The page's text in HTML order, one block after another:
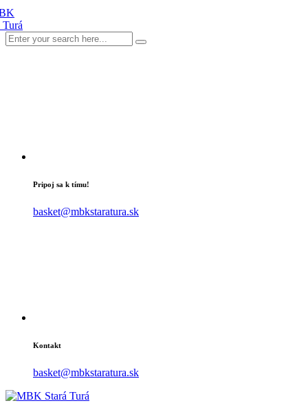
Pripoj sa k tímu!
basket@mbkstaratura.sk
Kontakt
basket@mbkstaratura.sk